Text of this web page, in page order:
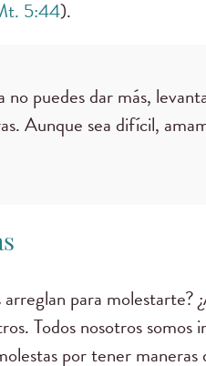
5:44).
puedes dar más,
Aunque sea difícil,
para molestarte?
Todos nosotros somos
por tener